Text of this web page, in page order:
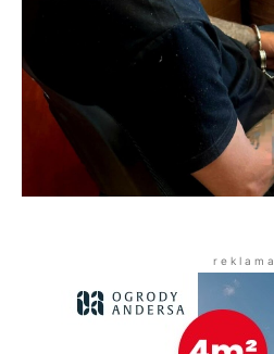
r e k l a m a